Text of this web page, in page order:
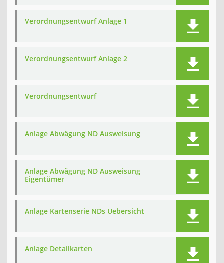
Verordnungsentwurf Anlage 1
Verordnungsentwurf Anlage 2
Verordnungsentwurf
Anlage Abwägung ND Ausweisung
Anlage Abwägung ND Ausweisung
Eigentümer
Anlage Kartenserie NDs Uebersicht
Anlage Detailkarten